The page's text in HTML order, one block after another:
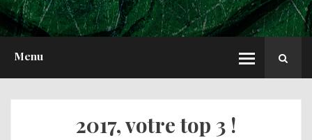
Menu
A PROPOS
2017, votre top 3 !